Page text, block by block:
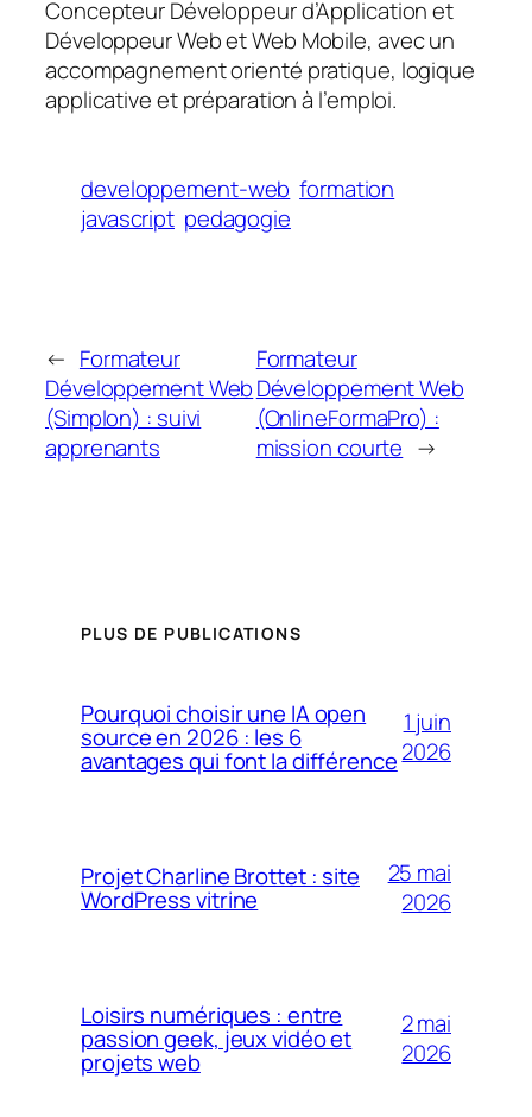
Concepteur Développeur d’Application et
Développeur Web et Web Mobile, avec un
accompagnement orienté pratique, logique
applicative et préparation à l’emploi.
developpement-web formation
javascript pedagogie
← Formateur
Développement Web
(Simplon) : suivi
apprenants
Formateur
Développement Web
(OnlineFormaPro) :
mission courte →
PLUS DE PUBLICATIONS
Pourquoi choisir une IA open
source en 2026 : les 6
avantages qui font la différence
1 juin
2026
Projet Charline Brottet : site
WordPress vitrine
25 mai
2026
Loisirs numériques : entre
passion geek, jeux vidéo et
projets web
2 mai
2026